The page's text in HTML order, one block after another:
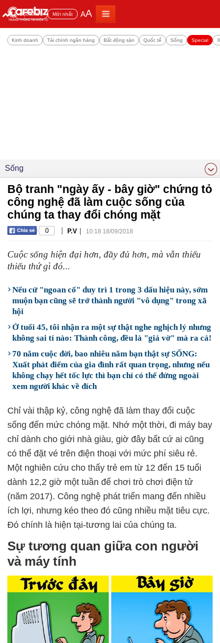
Đọc nhiều Mới nhất AA
Kinh doanh Tài chính ngân hàng Bất động sản Quốc tế Sống Special
Sống
Bộ tranh "ngày ấy - bây giờ" chứng tỏ
công nghệ đã làm cuộc sống của
chúng ta thay đổi chóng mặt
0 | P.V | 10:18 18/09/2018
Cuộc sống hiện đại hơn, đầy đủ hơn, mà vẫn thiếu
thiếu thứ gì đó...
Nếu cứ "ngoan cố" duy trì 1 trong 3 dấu hiệu này, sớm
muộn bạn cũng sẽ trở thành người "vô dụng" trong xã
hội
Ở tuổi 45, tôi nhận ra một sự thật nghe nghịch lý nhưng
không sai tí nào: Thành công, đều là "giả vờ" mà ra cả!
70 năm cuộc đời, bao nhiêu năm bạn thật sự SỐNG:
Xuất phát điểm của gia đình rất quan trọng, nhưng nếu
không chạy hết tốc lực thì bạn chỉ có thể đứng ngoài
xem người khác về đích
Chỉ vài thập kỷ, công nghệ đã làm thay đổi cuộc
sống đến mức chóng mặt. Nhớ một thời, đi máy bay
chỉ dành cho giới nhà giàu, giờ đây bất cứ ai cũng
có thể đặt vé trên điện thoại với mức phí siêu rẻ.
Một nghiên cứu cho thấy trẻ em từ 12 đến 15 tuổi
dành 12,2 giờ một tuần để chơi trò chơi điện tử
(năm 2017). Công nghệ phát triển mang đến nhiều
ích lợi, nhưng kéo theo đó cũng nhiều mặt tiêu cực.
Đó chính là hiện tại-tương lai của chúng ta.
Sự tương quan giữa con người
và máy tính